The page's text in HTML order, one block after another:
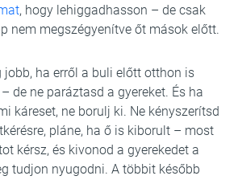
, hogy lehiggadhasson – de csak
nem megszégyenítve őt mások előtt.
jobb, ha erről a buli előtt otthon is
de ne paráztasd a gyereket. És ha
káreset, ne borulj ki. Ne kényszerítsd
pláne, ha ő is kiborult – most
kérsz, és kivonod a gyerekedet a
tudjon nyugodni. A többit később